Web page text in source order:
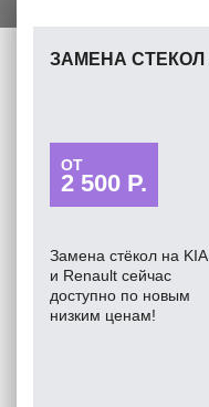
ЗАМЕНА
ОТ
2 500 Р.
Замена стёкол на KIA
и Renault сейчас
доступно по новым
низким ценам!